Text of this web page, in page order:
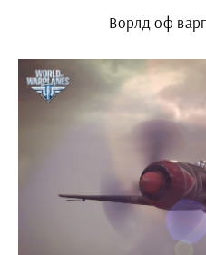
Ворлд оф